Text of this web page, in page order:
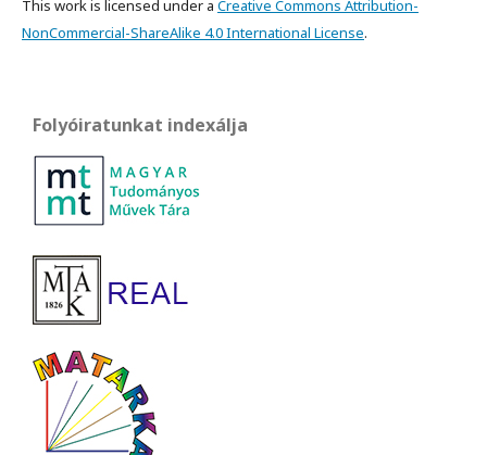
This work is licensed under a Creative Commons Attribution-
NonCommercial-ShareAlike 4.0 International License.
Folyóiratunkat indexálja